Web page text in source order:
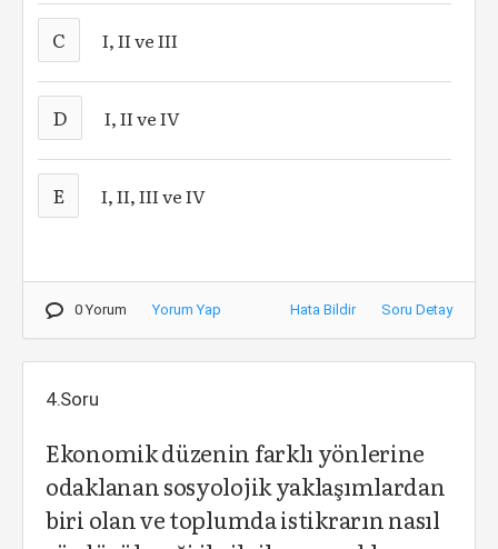
C I, II ve III
D I, II ve IV
E I, II, III ve IV
0 Yorum Yorum Yap Hata Bildir Soru Detay
4.Soru
Ekonomik düzenin farklı yönlerine
odaklanan sosyolojik yaklaşımlardan
biri olan ve toplumda istikrarın nasıl